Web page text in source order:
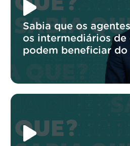
Sabia que os
os intermediários de
podem beneficiar do